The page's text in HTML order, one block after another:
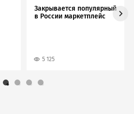
Закрывается популярный
в России маркетплейс
5 125